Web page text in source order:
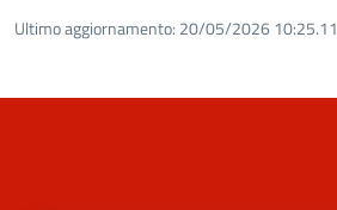
Ultimo aggiornamento: 20/05/2026 10:25.11